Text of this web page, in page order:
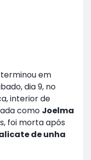
em
dia 9, no
interior de
como Joelma
foi morta após
de unha